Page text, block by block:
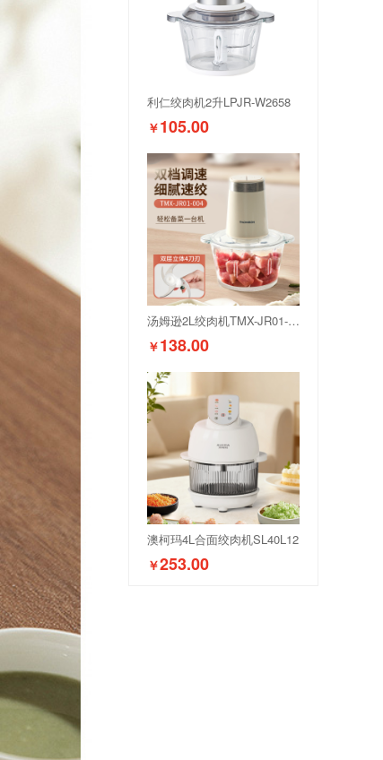
利仁绞肉机2升LPJR-W2658
￥105.00
汤姆逊2L绞肉机TMX-JR01-004
￥138.00
澳柯玛4L合面绞肉机SL40L12
￥253.00